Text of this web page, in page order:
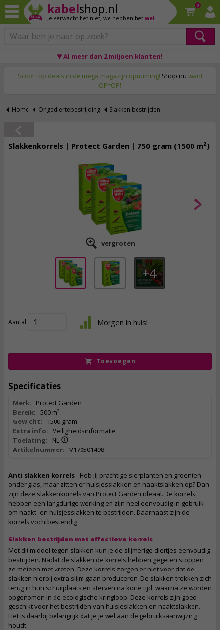
kabelshop.nl
Je verwacht het niet, we hebben het wel
0
♥ Al meer dan 2 miljoen klanten!
Scoor top deals in de mega magazijn opruiming! Shop nu want
OP=OP!
Home Ongediertebestrijding Slakken bestrijden
Slakkenkorrels | Protect Garden | 750 gram (1500 m²)
vergroten
4
Aantal Morgen in huis!
Toevoegen
Specificaties
Merk:
Protect Garden
Bereik: 500 m²
Gewicht:
1500 gram
Extra info: Veiligheidsinformatie
Toelating:
NL
Artikelnummer: V170501498
Anti slakken korrels- Heb jij prachtige sierplanten en groenten
onder glas, maar zitten er huisjesslakken en naaktslakken op? Dan
zijn deze slakkenkorrels van Protect Garden ideaal. De korrels
hebben een langdurige werking en zijn heel eenvoudig in gebruik
om naakt- en huisjesslakken te bestrijden. Daarnaast zijn de
korrels vochtbestendig.
Slakken bestrijden met effectieve korrels
Met dit middel tegen slakken kun je de slijmerige diertjes eenvoudig
bestrijden. Nadat de slakken de korrels hebben gegeten stoppen
ze meteen met vreten. Deze korrels zorgen er niet voor dat de
slakken hierbij extra slijm gaan produceren. De slakken trekken zich
terug in hun schuilplaats en sterven na korte tijd, waarna ze worden
opgenomen in de ecologische kringloop. Deze korrels zijn goed
geschikt voor het bestrijden van huisjeslakken en naaktslakken.
Het is daarbij belangrijk dat je je wel aan de gebruiksaanwijzing
houdt.